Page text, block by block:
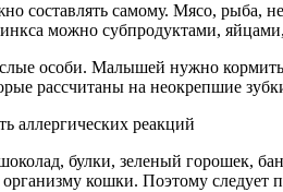
самому. Мясо, рыба,
можно субпродуктами,
особи. Малышей нужно
рассчитаны на неокрепшие
аллергических реакций
булки, зеленый горошек,
кошки. Поэтому следует